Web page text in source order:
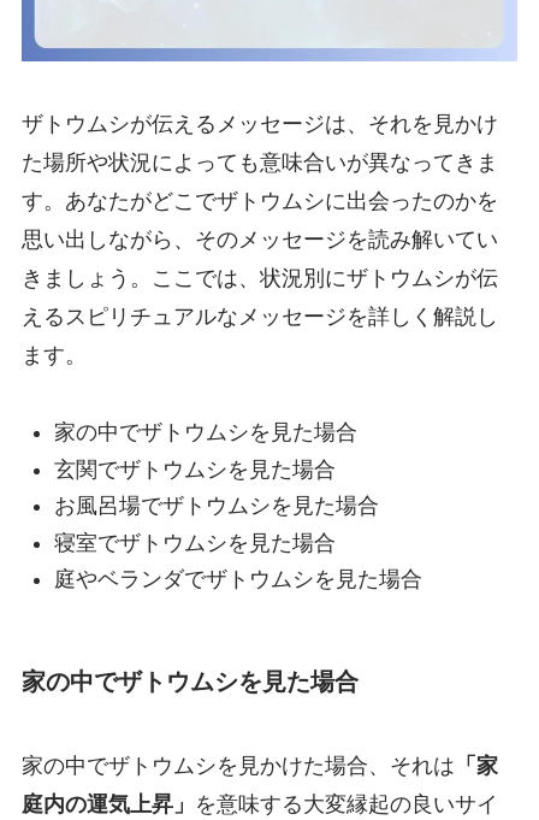
ザトウムシが伝えるメッセージは、それを見かけ
た場所や状況によっても意味合いが異なってきま
す。あなたがどこでザトウムシに出会ったのかを
思い出しながら、そのメッセージを読み解いてい
きましょう。ここでは、状況別にザトウムシが伝
えるスピリチュアルなメッセージを詳しく解説し
ます。
家の中でザトウムシを見た場合
玄関でザトウムシを見た場合
お風呂場でザトウムシを見た場合
寝室でザトウムシを見た場合
庭やベランダでザトウムシを見た場合
家の中でザトウムシを見た場合
家の中でザトウムシを見かけた場合、それは 「家
庭内の運気上昇」 を意味する大変縁起の良いサイ